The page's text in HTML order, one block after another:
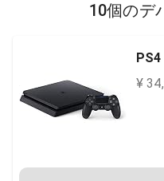
10個のデ
PS4
¥